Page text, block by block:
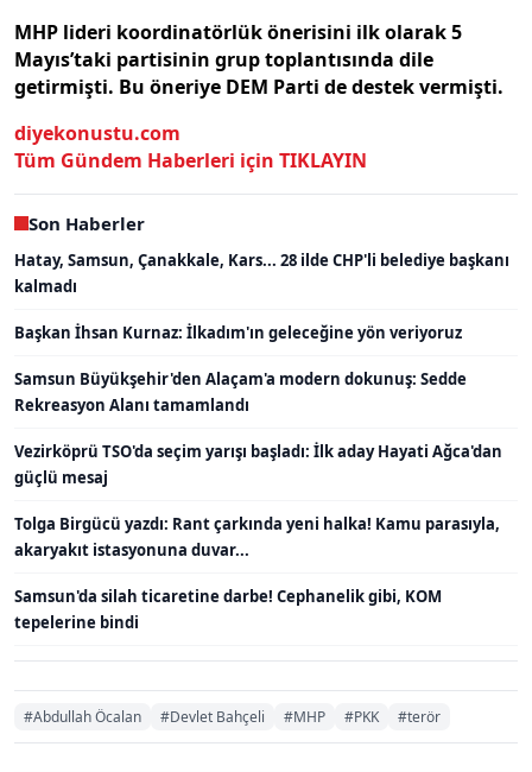
MHP lideri koordinatörlük önerisini ilk olarak 5
Mayıs’taki partisinin grup toplantısında dile
getirmişti. Bu öneriye DEM Parti de destek vermişti.
diyekonustu.com
Tüm Gündem Haberleri için TIKLAYIN
Son Haberler
Hatay, Samsun, Çanakkale, Kars... 28 ilde CHP'li belediye başkanı
kalmadı
Başkan İhsan Kurnaz: İlkadım'ın geleceğine yön veriyoruz
Samsun Büyükşehir'den Alaçam'a modern dokunuş: Sedde
Rekreasyon Alanı tamamlandı
Vezirköprü TSO'da seçim yarışı başladı: İlk aday Hayati Ağca'dan
güçlü mesaj
Tolga Birgücü yazdı: Rant çarkında yeni halka! Kamu parasıyla,
akaryakıt istasyonuna duvar...
Samsun'da silah ticaretine darbe! Cephanelik gibi, KOM
tepelerine bindi
#Abdullah Öcalan #Devlet Bahçeli #MHP #PKK #terör